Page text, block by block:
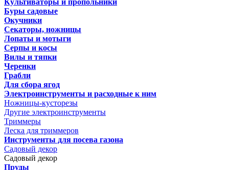
Культиваторы и пропольники
Буры садовые
Окучники
Секаторы, ножницы
Лопаты и мотыги
Серпы и косы
Вилы и тяпки
Черенки
Грабли
Для сбора ягод
Электроинструменты и расходные к ним
Ножницы-кусторезы
Другие электроинструменты
Триммеры
Леска для триммеров
Инструменты для посева газона
Садовый декор
Садовый декор
Пруды